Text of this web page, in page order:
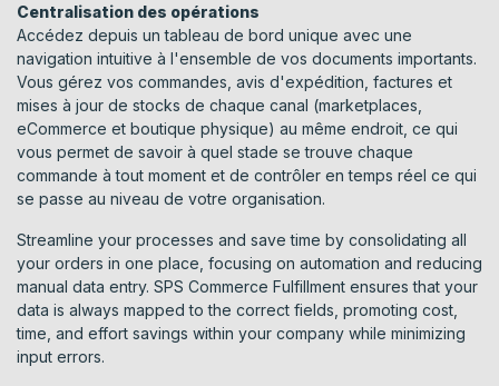
Centralisation des opérations
Accédez depuis un tableau de bord unique avec une
navigation intuitive à l'ensemble de vos documents importants.
Vous gérez vos commandes, avis d'expédition, factures et
mises à jour de stocks de chaque canal (marketplaces,
eCommerce et boutique physique) au même endroit, ce qui
vous permet de savoir à quel stade se trouve chaque
commande à tout moment et de contrôler en temps réel ce qui
se passe au niveau de votre organisation.
Streamline your processes and save time by consolidating all
your orders in one place, focusing on automation and reducing
manual data entry. SPS Commerce Fulfillment ensures that your
data is always mapped to the correct fields, promoting cost,
time, and effort savings within your company while minimizing
input errors.